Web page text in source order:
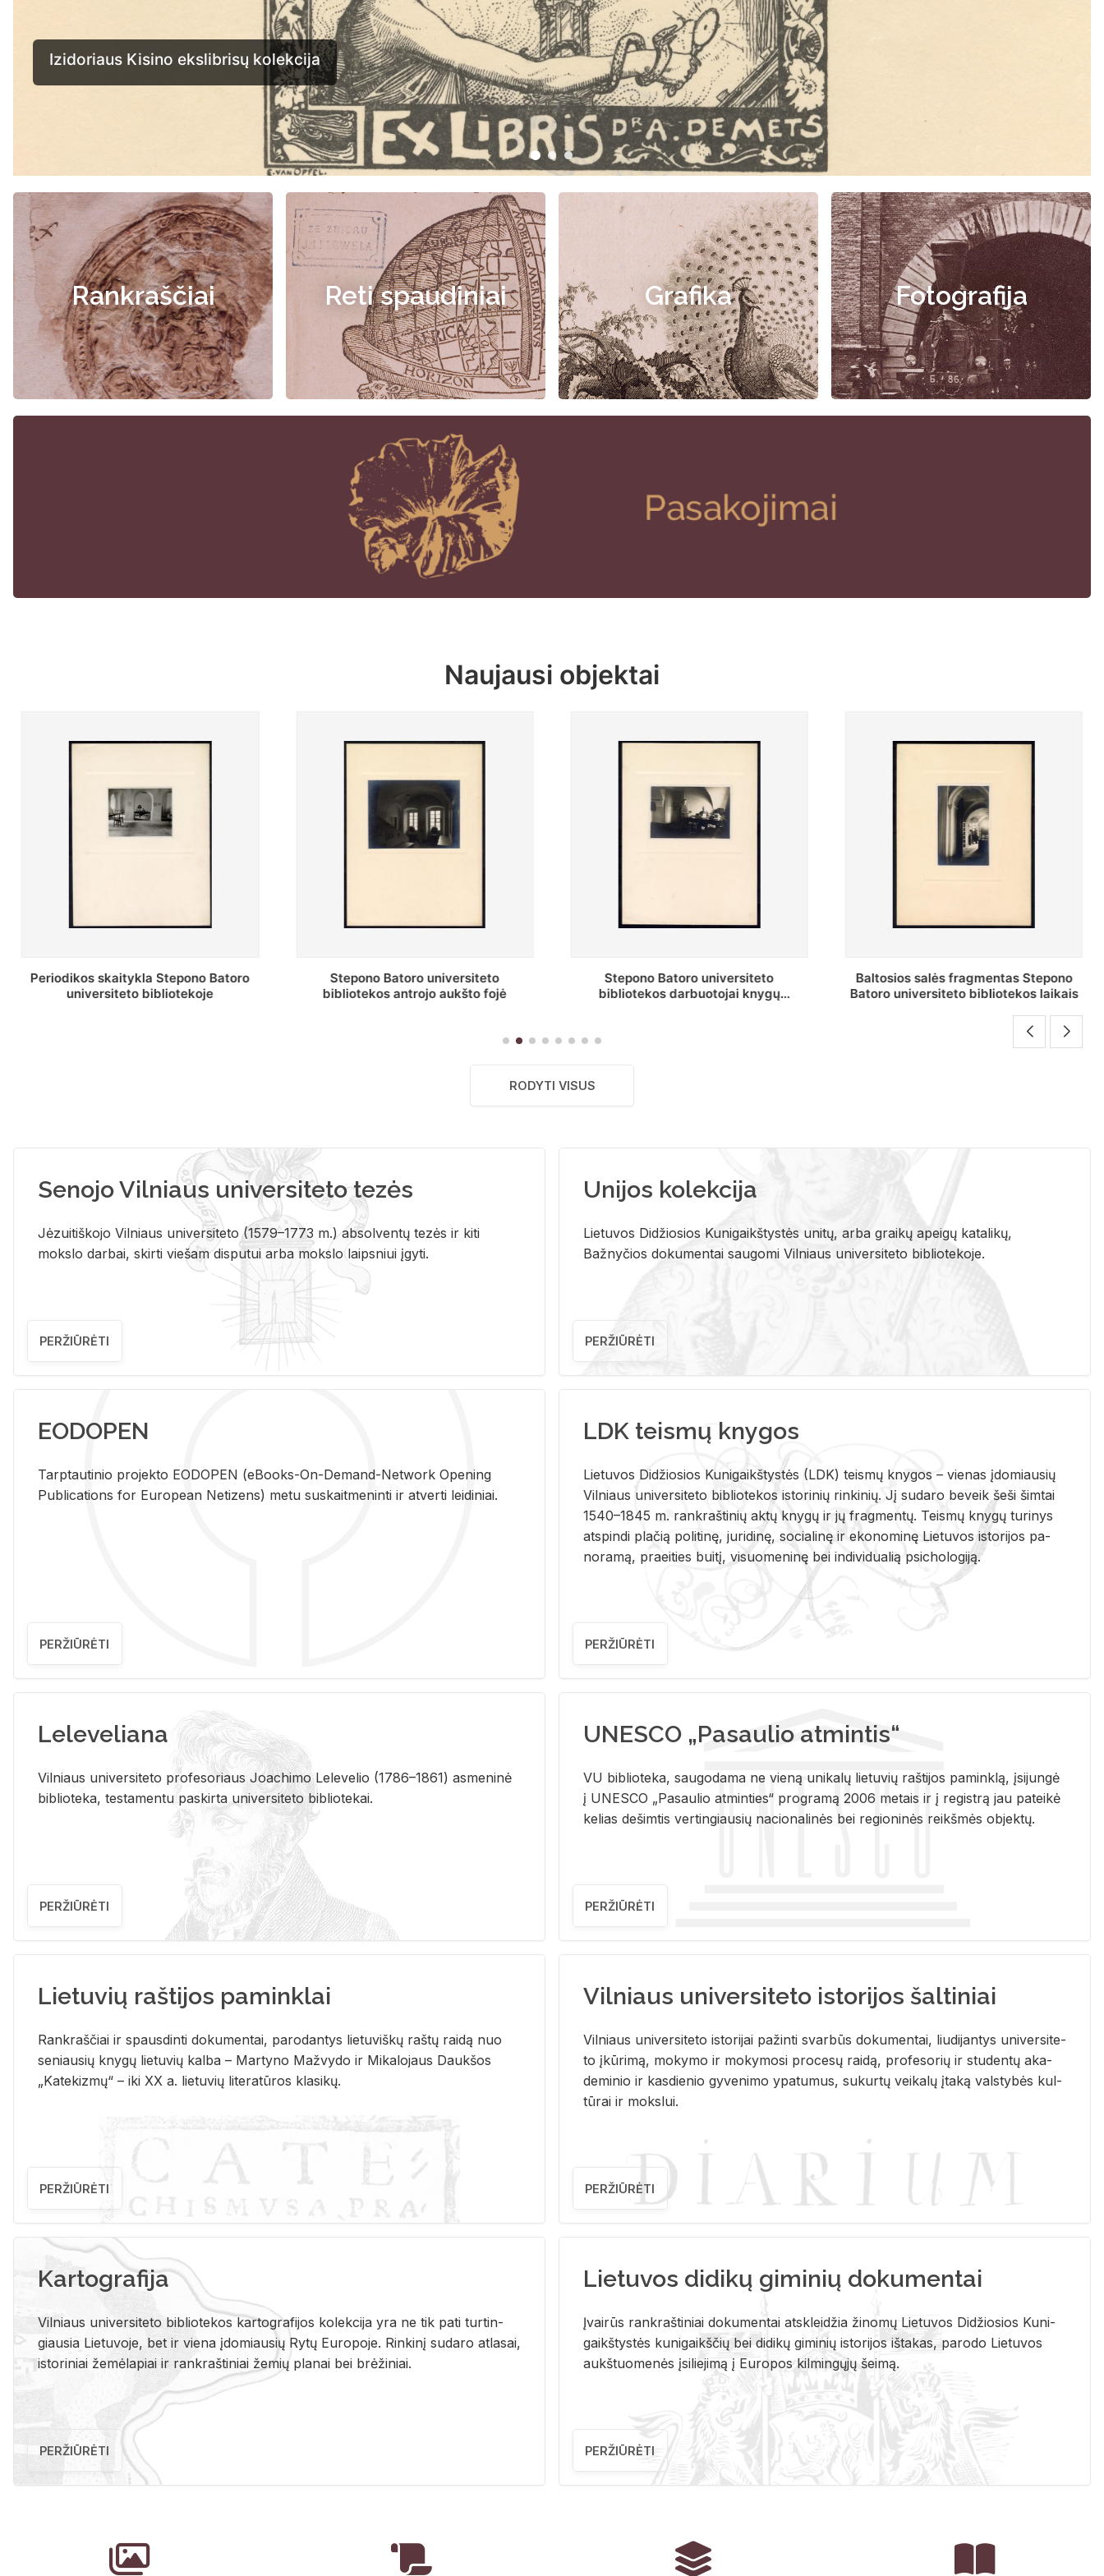
Rankraščiai Reti spaudiniai Grafika Fotografija
Naujausi objektai
Stepono Batoro universiteto
bibliotekos antrojo aukšto fojė
Stepono Batoro universiteto
bibliotekos darbuotojai knygų
Baltosios salės fragmentas Stepono
Batoro universiteto bibliotekos laikais
Stepono Batoro universiteto
bibliotekos Rankraščių skyriaus
RODYTI VISUS
Senojo Vilniaus universiteto tezės
Jėzuitiškojo Vilniaus universiteto (1579–1773 m.) absolventų tezės ir kiti
mokslo darbai, skirti viešam disputui arba mokslo laipsniui įgyti.
PERŽIŪRĖTI
Unijos kolekcija
Lietuvos Didžiosios Kunigaikštystės unitų, arba graikų apeigų katalikų,
Bažnyčios dokumentai saugomi Vilniaus universiteto bibliotekoje.
PERŽIŪRĖTI
EODOPEN
Tarp­tau­ti­nio pro­jek­to EO­DO­PEN (eBo­oks-On-De­mand-Ne­twork Ope­ning
Pub­li­ca­tions for Eu­ro­pe­an Ne­ti­zens) metu su­skait­me­nin­ti ir at­ver­ti lei­di­niai.
PERŽIŪRĖTI
LDK teismų knygos
Lie­tu­vos Di­džio­sios Ku­ni­gaikš­tys­tės (LDK) teis­mų kny­gos – vie­nas įdo­miau­sių
Vil­niaus uni­ver­si­te­to bi­b­lio­te­kos is­to­ri­nių rin­ki­nių. Jį su­da­ro be­veik šeši šim­tai
1540–1845 m. rank­raš­ti­nių aktų kny­gų ir jų frag­men­tų. Teis­mų kny­gų tu­ri­nys
at­spin­di pla­čią po­li­ti­nę, ju­ri­di­nę, so­cia­li­nę ir eko­no­mi­nę Lie­tu­vos is­to­ri­jos pa­
no­ra­mą, pra­ei­ties bui­tį, vi­suo­me­ni­nę bei in­di­vi­dua­lią psi­cho­lo­gi­ją.
PERŽIŪRĖTI
Leleveliana
Vil­niaus uni­ver­si­te­to pro­fe­so­riaus Jo­a­chi­mo Le­le­ve­lio (1786–1861) as­me­ni­nė
bi­b­lio­te­ka, te­sta­men­tu pa­skir­ta uni­ver­si­te­to bi­b­lio­te­kai.
PERŽIŪRĖTI
UNESCO „Pasaulio atmintis“
VU biblioteka, saugodama ne vieną unikalų lietuvių raštijos paminklą, įsijungė
į UNESCO „Pasaulio atminties“ programą 2006 metais ir į registrą jau pateikė
kelias dešimtis vertingiausių nacionalinės bei regioninės reikšmės objektų.
PERŽIŪRĖTI
Lietuvių raštijos paminklai
Rank­raš­čiai ir spaus­din­ti do­ku­men­tai, pa­ro­dan­tys lie­tu­viš­kų raš­tų rai­dą nuo
se­niau­sių kny­gų lie­tu­vių kal­ba – Mar­ty­no Ma­žvy­do ir Mi­ka­lo­jaus Dauk­šos
„Ka­te­kiz­mų“ – iki XX a. lie­tu­vių li­te­ra­tū­ros kla­si­kų.
PERŽIŪRĖTI
Vilniaus universiteto istorijos šaltiniai
Vil­niaus uni­ver­si­te­to is­to­ri­jai pa­žin­ti svar­būs do­ku­men­tai, liu­di­jan­tys uni­ver­si­te­
to įkū­ri­mą, mo­ky­mo ir mo­ky­mo­si pro­ce­sų rai­dą, pro­fe­so­rių ir stu­den­tų aka­
de­mi­nio ir kas­die­nio gy­ve­ni­mo ypa­tu­mus, su­kur­tų vei­ka­lų įta­ką vals­ty­bės kul­
tū­rai ir moks­lui.
PERŽIŪRĖTI
Kartografija
Vil­niaus uni­ver­si­te­to bi­b­lio­te­kos kar­to­gra­fi­jos ko­lek­ci­ja yra ne tik pati tur­tin­
giau­sia Lie­tu­vo­je, bet ir vie­na įdo­miau­sių Rytų Eu­ro­po­je. Rin­ki­nį su­da­ro at­la­sai,
is­to­ri­niai že­mė­la­piai ir rank­raš­ti­niai že­mių pla­nai bei brė­ži­niai.
PERŽIŪRĖTI
Lietuvos didikų giminių dokumentai
Įvai­rūs rank­raš­ti­niai do­ku­men­tai at­sklei­džia ži­no­mų Lie­tu­vos Di­džio­sios Ku­ni­
gaikš­tys­tės ku­ni­gaikš­čių bei di­di­kų gi­mi­nių is­to­ri­jos iš­ta­kas, pa­ro­do Lie­tu­vos
aukš­tuo­me­nės įsi­lie­ji­mą į Eu­ro­pos kil­min­gų­jų šei­mą.
PERŽIŪRĖTI